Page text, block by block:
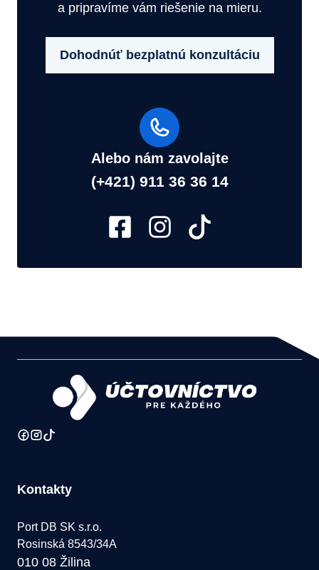
a pripravíme vám riešenie na mieru.
Dohodnúť bezplatnú konzultáciu
Alebo nám zavolajte
(+421) 911 36 36 14
Kontakty
Port DB SK s.r.o.
Rosinská 8543/34A
010 08 Žilina